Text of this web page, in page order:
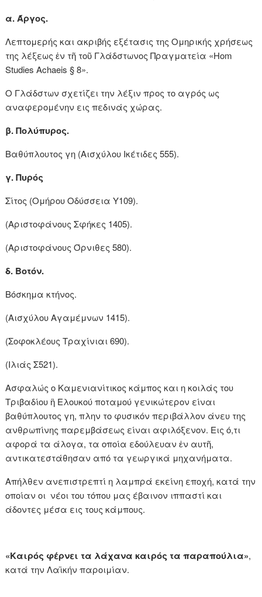
α. Άργος.
Λεπτομερής και ακριβής εξέτασις της Ομηρικής χρήσεως
της λέξεως ἐν τῆ τοῦ Γλάδστωνος Πραγματεία «Hom
Studies Achaeis § 8».
Ο Γλάδστων σχετίζει την λέξιν προς το αγρός ως
αναφερομένην εις πεδινάς χώρας.
β. Πολύπυρος.
Βαθύπλουτος γη (Αισχύλου Ικέτιδες 555).
γ. Πυρός
Σίτος (Ομήρου Οδύσσεια Υ109).
(Αριστοφάνους Σφήκες 1405).
(Αριστοφάνους Όρνιθες 580).
δ. Βοτόν.
Βόσκημα κτήνος.
(Αισχύλου Αγαμέμνων 1415).
(Σοφοκλέους Τραχίνιαι 690).
(Ιλιάς Σ521).
Ασφαλώς ο Καμενιανίτικος κάμπος και η κοιλάς του
Τριβαδίου ἢ Ελουκού ποταμού γενικώτερον είναι
βαθύπλουτος γη, πλην το φυσικόν περιβάλλον άνευ της
ανθρωπίνης παρεμβάσεως είναι αφιλόξενον. Εις ό,τι
αφορά τα άλογα, τα οποία εδούλευαν ἐν αυτῆ,
αντικατεστάθησαν από τα γεωργικά μηχανήματα.
Απήλθεν ανεπιστρεπτί η λαμπρά εκείνη εποχή, κατά την
οποίαν οι νέοι του τόπου μας έβαινον ιππαστί και
άδοντες μέσα εις τους κάμπους.
«Καιρός φέρνει τα λάχανα καιρός τα παραπούλια»,
κατά την Λαϊκήν παροιμίαν.